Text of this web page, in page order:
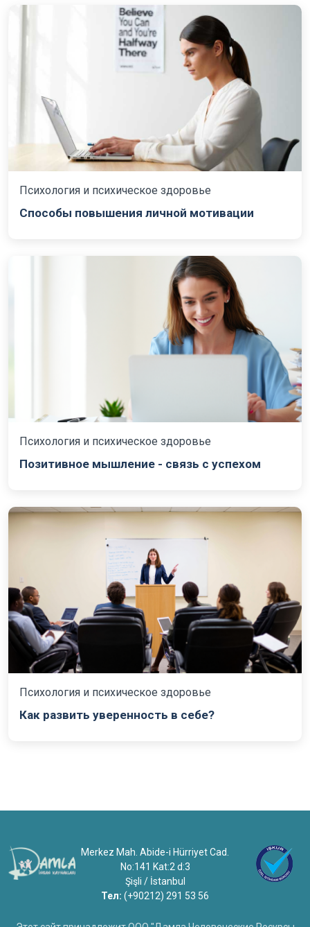
Психология и психическое здоровье
Способы повышения личной мотивации
Психология и психическое здоровье
Позитивное мышление - связь с успехом
Психология и психическое здоровье
Как развить уверенность в себе?
Merkez Mah. Abide-i Hürriyet Cad.
No:141 Kat:2 d:3
Şişli / İstanbul
Тел: (+90212) 291 53 56